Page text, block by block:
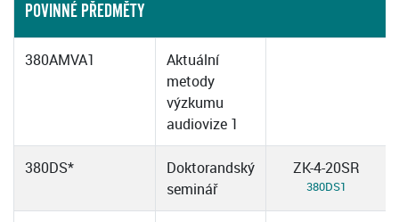
POVINNÉ PŘEDMĚTY
380AMVA1
Aktuální
metody
výzkumu
audiovize 1
380DS*
Doktorandský
seminář
ZK-4-20SR
380DS1